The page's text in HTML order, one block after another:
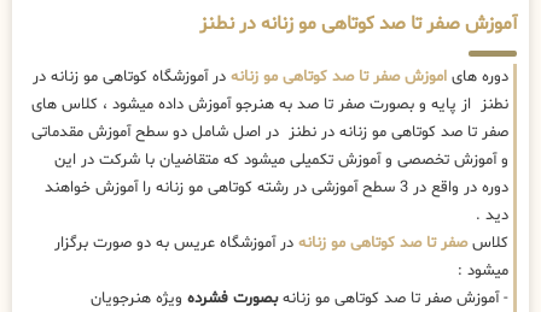
آموزش صفر تا صد کوتاهی مو زنانه در نطنز
دوره های اموزش صفر تا صد کوتاهی مو زنانه در آموزشگاه کوتاهی مو زنانه در
نطنز از پایه و بصورت صفر تا صد به هنرجو آموزش داده میشود ، کلاس های
صفر تا صد کوتاهی مو زنانه در نطنز در اصل شامل دو سطح آموزش مقدماتی
و آموزش تخصصی و آموزش تکمیلی میشود که متقاضیان با شرکت در این
دوره در واقع در 3 سطح آموزشی در رشته کوتاهی مو زنانه را آموزش خواهند
دید .
کلاسصفر تا صد کوتاهی مو زنانه در آموزشگاه عریس به دو صورت برگزار
میشود :
- آموزش صفر تا صد کوتاهی مو زنانهبصورت فشرده ویژه هنرجویان